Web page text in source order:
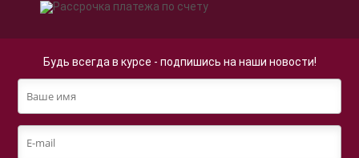
Будь всегда в курсе - подпишись на наши новости!